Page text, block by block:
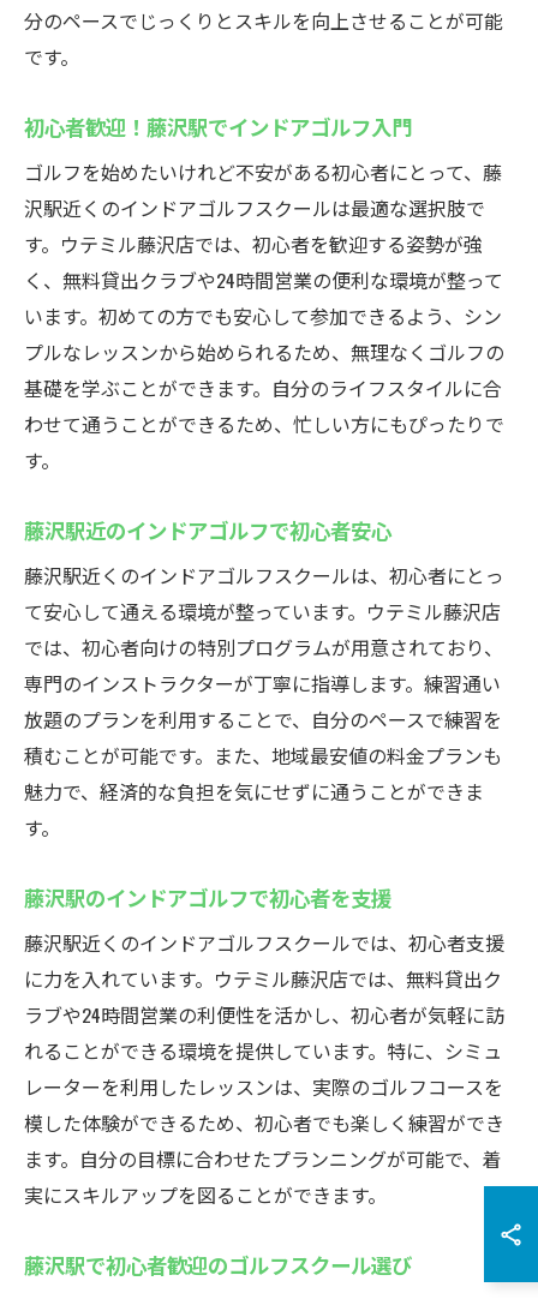
分のペースでじっくりとスキルを向上させることが可能
です。
初心者歓迎！藤沢駅でインドアゴルフ入門
ゴルフを始めたいけれど不安がある初心者にとって、藤
沢駅近くのインドアゴルフスクールは最適な選択肢で
す。ウテミル藤沢店では、初心者を歓迎する姿勢が強
く、無料貸出クラブや24時間営業の便利な環境が整って
います。初めての方でも安心して参加できるよう、シン
プルなレッスンから始められるため、無理なくゴルフの
基礎を学ぶことができます。自分のライフスタイルに合
わせて通うことができるため、忙しい方にもぴったりで
す。
藤沢駅近のインドアゴルフで初心者安心
藤沢駅近くのインドアゴルフスクールは、初心者にとっ
て安心して通える環境が整っています。ウテミル藤沢店
では、初心者向けの特別プログラムが用意されており、
専門のインストラクターが丁寧に指導します。練習通い
放題のプランを利用することで、自分のペースで練習を
積むことが可能です。また、地域最安値の料金プランも
魅力で、経済的な負担を気にせずに通うことができま
す。
藤沢駅のインドアゴルフで初心者を支援
藤沢駅近くのインドアゴルフスクールでは、初心者支援
に力を入れています。ウテミル藤沢店では、無料貸出ク
ラブや24時間営業の利便性を活かし、初心者が気軽に訪
れることができる環境を提供しています。特に、シミュ
レーターを利用したレッスンは、実際のゴルフコースを
模した体験ができるため、初心者でも楽しく練習ができ
ます。自分の目標に合わせたプランニングが可能で、着
実にスキルアップを図ることができます。
藤沢駅で初心者歓迎のゴルフスクール選び